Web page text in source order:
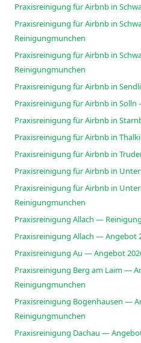
Praxisreinigung für Airbnb in
Praxisreinigung für Airbnb in
Reinigungmunchen
Praxisreinigung für Airbnb in
Reinigungmunchen
Praxisreinigung für Airbnb in
Praxisreinigung für Airbnb in
Praxisreinigung für Airbnb in
Praxisreinigung für Airbnb in
Praxisreinigung für Airbnb in
Praxisreinigung für Airbnb in
Praxisreinigung für Airbnb in
Reinigungmunchen
Praxisreinigung Allach —
Praxisreinigung Berg am Laim —
Reinigungmunchen
Praxisreinigung Bogenhausen —
Reinigungmunchen